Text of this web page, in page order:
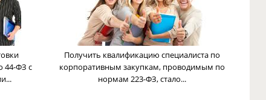
44-ФЗ с
Получить квалификацию специалиста по
корпоративным закупкам, проводимым по
нормам 223-ФЗ, стало...